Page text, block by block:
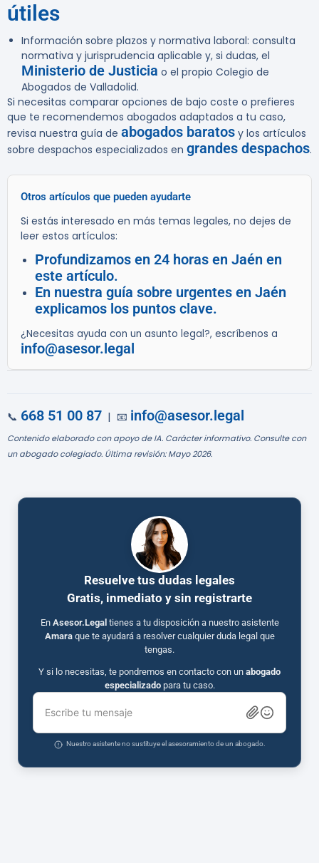
útiles
Información sobre plazos y normativa laboral: consulta
normativa y jurisprudencia aplicable y, si dudas, el
Ministerio de Justicia o el propio Colegio de
Abogados de Valladolid.
Si necesitas comparar opciones de bajo coste o prefieres
que te recomendemos abogados adaptados a tu caso,
revisa nuestra guía de abogados baratos y los artículos
sobre despachos especializados en grandes despachos.
Otros artículos que pueden ayudarte
Si estás interesado en más temas legales, no dejes de
leer estos artículos:
Profundizamos en 24 horas en Jaén en
este artículo.
En nuestra guía sobre urgentes en Jaén
explicamos los puntos clave.
¿Necesitas ayuda con un asunto legal?, escríbenos a
info@asesor.legal
📞 668 51 00 87 | 📧 info@asesor.legal
Contenido elaborado con apoyo de IA. Carácter informativo. Consulte con
un abogado colegiado. Última revisión: Mayo 2026.
Resuelve tus dudas legales
Gratis, inmediato y sin registrarte
En Asesor.Legal tienes a tu disposición a nuestro asistente
Amaraque te ayudará a resolver cualquier duda legal que
tengas.
Y si lo necesitas, te pondremos en contacto con un abogado
especializadopara tu caso.
Escribe tu mensaje
Nuestro asistente no sustituye el asesoramiento de un abogado.